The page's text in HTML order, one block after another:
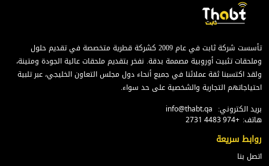
تأسست شركة ثابت في عام 2009 كشركة قطرية متخصصة في تقديم حلول
وملحقات تثبيت أوروبية مصممة بدقة. نفخر بتقديم ملحقات عالية الجودة ومتينة،
ولقد اكتسبنا ثقة عملائنا في جميع أنحاء دول مجلس التعاون الخليجي، عبر تلبية
احتياجاتهم التجارية والشخصية على حد سواء.
بريد الكتروني:
info@thabt.qa
هاتف: +974 4483 2731
روابط سريعة
اتصل بنا